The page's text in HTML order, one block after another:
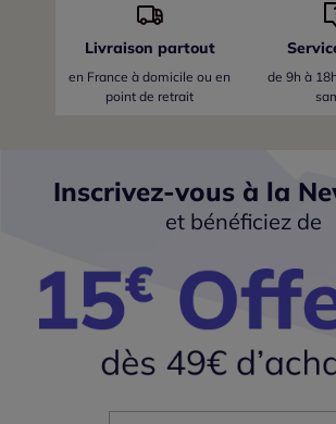
Livraison partout
en France à domicile ou en
point de retrait
de 9h à
Inscrivez-vous à la
et bénéficiez de